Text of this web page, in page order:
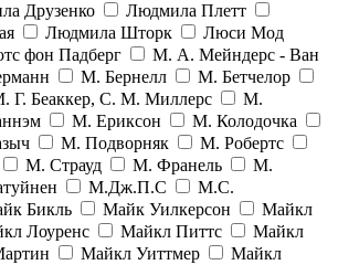
Друзенко
Людмила Плетт
Людмила Шторк
Люси Мод
фон Падберг
М. А. Мейндерс - Ван
М. Бернелл
М. Бетчелор
Г. Беаккер, С. М. Миллерс
М.
М. Ериксон
М. Колодочка
М. Подворняк
М. Робертс
М. Страуд М. Франель
М.
М.Дж.П.С
М.С.
Бикль Майк Уилкерсон
Майкл
Лоуренс Майкл Питтс
Майкл
Майкл Уиттмер
Майкл